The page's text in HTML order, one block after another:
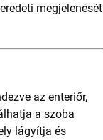
megjelenését
az enteriőr,
a szoba
lágyítja és